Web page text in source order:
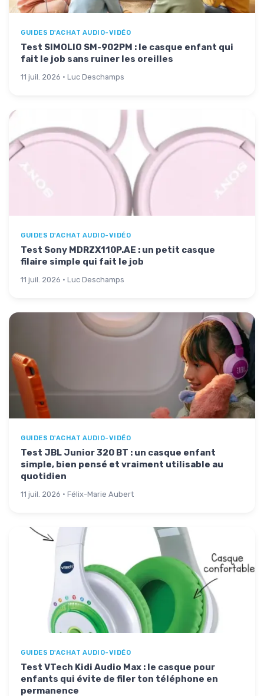
GUIDES D'ACHAT AUDIO-VIDÉO
Test SIMOLIO SM-902PM : le casque enfant qui
fait le job sans ruiner les oreilles
11 juil. 2026 · Luc Deschamps
GUIDES D'ACHAT AUDIO-VIDÉO
Test Sony MDRZX110P.AE : un petit casque
filaire simple qui fait le job
11 juil. 2026 · Luc Deschamps
GUIDES D'ACHAT AUDIO-VIDÉO
Test JBL Junior 320 BT : un casque enfant
simple, bien pensé et vraiment utilisable au
quotidien
11 juil. 2026 · Félix-Marie Aubert
GUIDES D'ACHAT AUDIO-VIDÉO
Test VTech Kidi Audio Max : le casque pour
enfants qui évite de filer ton téléphone en
permanence